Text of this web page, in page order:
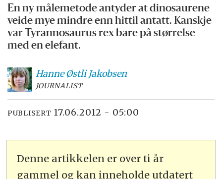
En ny målemetode antyder at dinosaurene
veide mye mindre enn hittil antatt. Kanskje
var Tyrannosaurus rex bare på størrelse
med en elefant.
Hanne Østli Jakobsen
JOURNALIST
PUBLISERT 17.06.2012 - 05:00
Denne artikkelen er over ti år
gammel og kan inneholde utdatert